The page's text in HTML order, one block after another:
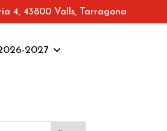
4, 43800 Valls, Tarragona
2027